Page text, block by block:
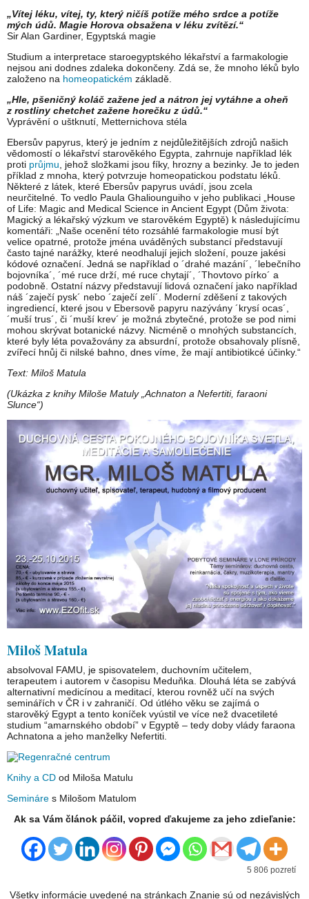
„Vítej léku, vítej, ty, který ničíš potíže mého srdce a potíže
mých údů. Magie Horova obsažena v léku zvítězí.“
Sir Alan Gardiner, Egyptská magie
Studium a interpretace staroegyptského lékařství a farmakologie
nejsou ani dodnes zdaleka dokončeny. Zdá se, že mnoho léků bylo
založeno na homeopatickém základě.
„Hle, pšeničný koláč zažene jed a nátron jej vytáhne a oheň
z rostliny chetchet zažene horečku z údů.“
Vyprávění o uštknutí, Metternichova stéla
Ebersův papyrus, který je jedním z nejdůležitějších zdrojů našich
vědomostí o lékařství starověkého Egypta, zahrnuje například lék
proti průjmu , jehož složkami jsou fíky, hrozny a bezinky. Je to jeden
příklad z mnoha, který potvrzuje homeopatickou podstatu léků.
Některé z látek, které Ebersův papyrus uvádí, jsou zcela
neurčitelné. To vedlo Paula Ghaliounguiho v jeho publikaci „House
of Life: Magic and Medical Science in Ancient Egypt (Dům života:
Magický a lékařský výzkum ve starověkém Egyptě) k následujícímu
komentáři: „Naše ocenění této rozsáhlé farmakologie musí být
velice opatrné, protože jména uváděných substancí představují
často tajné narážky, které neodhalují jejich složení, pouze jakési
kódové označení. Jedná se například o ´drahé mazání´, ´lebečního
bojovníka´, ´mé ruce drží, mé ruce chytají´, ´Thovtovo pírko´ a
podobně. Ostatní názvy představují lidová označení jako například
náš ´zaječí pysk´ nebo ´zaječí zelí´. Moderní zděšení z takových
ingrediencí, které jsou v Ebersově papyru nazývány ´krysí ocas´,
´muší trus´, či ´muší krev´ je možná zbytečné, protože se pod nimi
mohou skrývat botanické názvy. Nicméně o mnohých substancích,
které byly léta považovány za absurdní, protože obsahovaly plísně,
zvířecí hnůj či nilské bahno, dnes víme, že mají antibiotikcé účinky.“
Text: Miloš Matula
(Ukázka z knihy Miloše Matuly „Achnaton a Nefertiti, faraoni
Slunce“)
Miloš Matula
absolvoval FAMU, je spisovatelem, duchovním učitelem,
terapeutem i autorem v časopisu Meduňka. Dlouhá léta se zabývá
alternativní medicínou a meditací, kterou rovněž učí na svých
seminářích v ČR i v zahraničí. Od útlého věku se zajímá o
starověký Egypt a tento koníček vyústil ve více než dvacetileté
studium “amarnského období” v Egyptě – tedy doby vlády faraona
Achnatona a jeho manželky Nefertiti.
Knihy a CD od Miloša Matulu
Semináre s Milošom Matulom
Ak sa Vám článok páčil, vopred ďakujeme za jeho zdieľanie:
5 806 pozretí
Všetky informácie uvedené na stránkach Znanie sú od nezávislých